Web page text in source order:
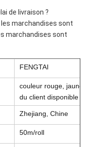
de livraison ?
marchandises sont
marchandises sont
FENGTAI
couleur rouge, jaune,
du client disponible
Zhejiang, Chine
50m/roll